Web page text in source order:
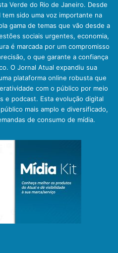
Verde do Rio de Janeiro. Desde
sido uma voz importante na
gama de temas que vão desde a
sociais urgentes, economia,
é marcada por um compromisso
o que garante a confiança
O Jornal Atual expandiu sua
plataforma online robusta que
com o público por meio
e podcast. Esta evolução digital
mais amplo e diversificado,
de consumo de mídia.